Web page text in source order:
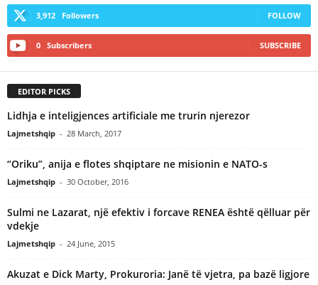
3,912 Followers FOLLOW
0 Subscribers SUBSCRIBE
EDITOR PICKS
Lidhja e inteligjences artificiale me trurin njerezor
Lajmetshqip - 28 March, 2017
“Oriku”, anija e flotes shqiptare ne misionin e NATO-s
Lajmetshqip - 30 October, 2016
Sulmi ne Lazarat, një efektiv i forcave RENEA është qëlluar për
vdekje
Lajmetshqip - 24 June, 2015
Akuzat e Dick Marty, Prokuroria: Janë të vjetra, pa bazë ligjore